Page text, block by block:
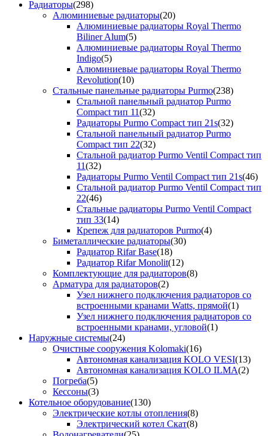
Радиаторы(298)
Алюминиевые радиаторы(20)
Алюминиевые радиаторы Royal Thermo
Biliner Alum(5)
Алюминиевые радиаторы Royal Thermo
Indigo(5)
Алюминиевые радиаторы Royal Thermo
Revolution(10)
Стальные панельные радиаторы Purmo(238)
Стальной панельный радиатор Purmo
Compact тип 11(32)
Радиаторы Purmo Compact тип 21s(32)
Стальной панельный радиатор Purmo
Compact тип 22(32)
Стальной радиатор Purmo Ventil Compact тип
11(32)
Радиаторы Purmo Ventil Compact тип 21s(46)
Стальной радиатор Purmo Ventil Compact тип
22(46)
Стальные радиаторы Purmo Ventil Compact
тип 33(14)
Крепеж для радиаторов Purmo(4)
Биметаллические радиаторы(30)
Радиатор Rifar Base(18)
Радиатор Rifar Monolit(12)
Комплектующие для радиаторов(8)
Арматура для радиаторов(2)
Узел нижнего подключения радиаторов со
встроенными кранами Watts, прямой(1)
Узел нижнего подключения радиаторов со
встроенными кранами, угловой(1)
Наружные системы(24)
Очистные сооружения Kolomaki(16)
Автономная канализация KOLO VESI(13)
Автономная канализация KOLO ILMA(2)
Погреба(5)
Кессоны(3)
Котельное оборудование(130)
Электрические котлы отопления(8)
Электрический котел Скат(8)